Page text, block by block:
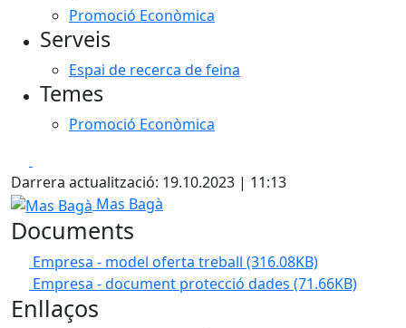
Promoció Econòmica
Serveis
Espai de recerca de feina
Temes
Promoció Econòmica
Darrera actualització: 19.10.2023 | 11:13
Mas Bagà
Mas Bagà
Documents
Empresa - model oferta treball (316.08KB)
Empresa - document protecció dades (71.66KB)
Enllaços